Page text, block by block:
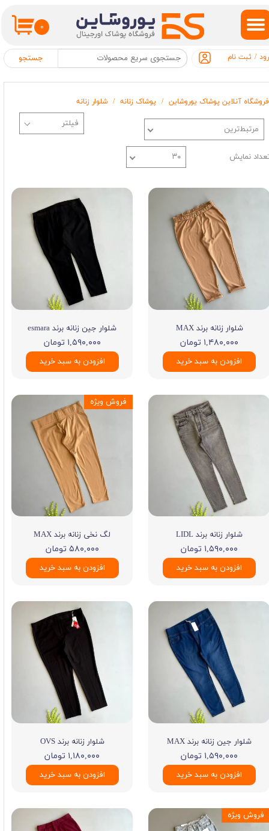
۰
جستجو / ثبت نام
حساب کاربری من
تغییر گذر واژه
سفارشات
خروج از حساب کاربری
فروشگاه آنلاین پوشاک یوروشاین پوشاک زنانه شلوار زنانه
مرتبط‌ترین
نمایش ۳۰
شلوار زنانه برند MAX
۱,۴۸۰,۰۰۰ تومان
افزودن به سبد خرید
شلوار جین زنانه برند esmara
۱,۵۹۰,۰۰۰ تومان
افزودن به سبد خرید
شلوار زنانه برند LIDL
۱,۵۹۰,۰۰۰ تومان
افزودن به سبد خرید
لگ نخی زنانه برند MAX
۵۸۰,۰۰۰ تومان
افزودن به سبد خرید
فروش ویژه
شلوار جین زنانه برند MAX
۱,۵۹۰,۰۰۰ تومان
افزودن به سبد خرید
شلوار زنانه برند OVS
۱,۱۸۰,۰۰۰ تومان
افزودن به سبد خرید
فروش ویژه